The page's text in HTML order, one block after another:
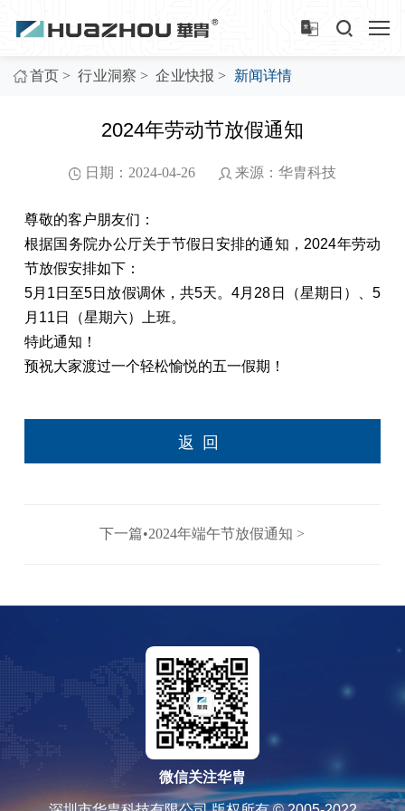
首页 > 行业洞察 > 企业快报 > 新闻详情
2024年劳动节放假通知
日期：2024-04-26 来源：华胄科技
尊敬的客户朋友们：
根据国务院办公厅关于节假日安排的通知，2024年劳动
节放假安排如下：
5月1日至5日放假调休，共5天。4月28日（星期日）、5
月11日（星期六）上班。
特此通知！
预祝大家渡过一个轻松愉悦的五一假期！
返回
下一篇•2024年端午节放假通知 >
微信关注华胄